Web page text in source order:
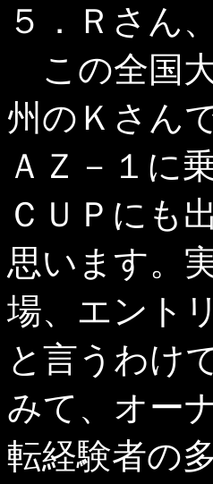
５．Ｒさん
この全国
州のＫさん
ＡＺ－１に
ＣＵＰにも
思います。
場、エント
と言うわけ
みて、オー
転経験者の